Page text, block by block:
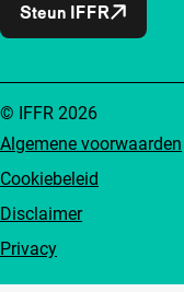
Steun IFFR
Algemene voorwaarden
Cookiebeleid
Disclaimer
Privacy
© IFFR 2026